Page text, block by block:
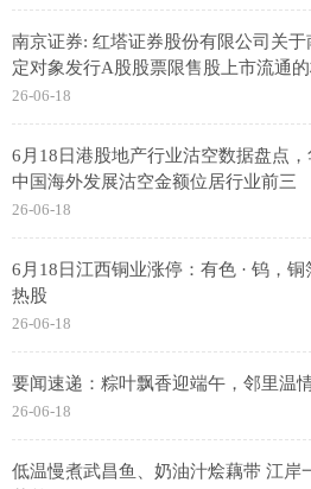
南京证券: 红塔证券股份有限公司关
定对象发行A股股票限售股上市流通
26-06-18
6月18日港股地产行业沽空数据盘点，
中国海外发展沽空金额位居行业前三
26-06-18
6月18日江西铜业涨停：有色 · 钨，
热股
26-06-18
要闻速递：粽叶飘香迎端午，邻里温
26-06-18
低温慢煮武昌鱼、奶油汁烩藕带 江岸